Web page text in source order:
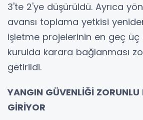
3'te 2'ye düşürüldü. Ayrıca
avansı toplama yetkisi
işletme projelerinin en geç
kurulda karara bağlanması
getirildi.
YANGIN GÜVENLİĞİ ZORUNLU
GİRİYOR